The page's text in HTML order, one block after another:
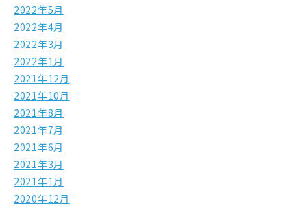
2022年5月
2022年4月
2022年3月
2022年1月
2021年12月
2021年10月
2021年8月
2021年7月
2021年6月
2021年3月
2021年1月
2020年12月